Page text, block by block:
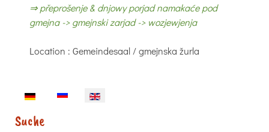
⇒ přeprošenje & dnjowy porjad namakaće pod
gmejna -> gmejnski zarjad -> wozjewjenja
Location : Gemeindesaal / gmejnska žurla
Select your language
Suche